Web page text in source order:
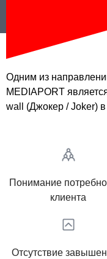
Одним из
MEDIAPORT
wall (Джокер / Joker)
Понимание
клиента
Отсутствие